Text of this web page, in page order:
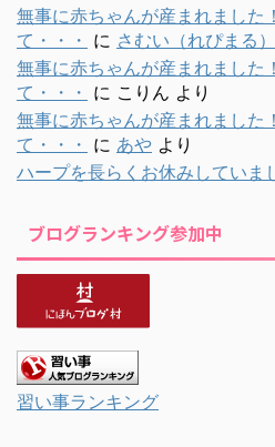
無事に赤ちゃんが産まれました
て・・・ に さむい（れぴまる）
無事に赤ちゃんが産まれました
て・・・ に こりん より
無事に赤ちゃんが産まれました
て・・・ に あや より
ハープを長らくお休みしていま
ブログランキング参加中
習い事ランキング